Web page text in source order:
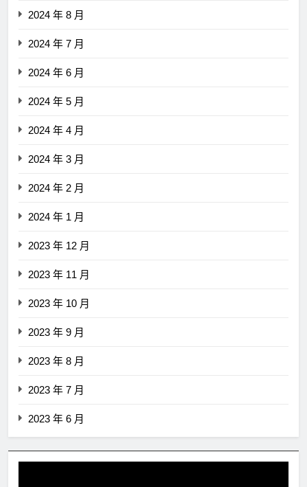
2024 年 8 月
2024 年 7 月
2024 年 6 月
2024 年 5 月
2024 年 4 月
2024 年 3 月
2024 年 2 月
2024 年 1 月
2023 年 12 月
2023 年 11 月
2023 年 10 月
2023 年 9 月
2023 年 8 月
2023 年 7 月
2023 年 6 月